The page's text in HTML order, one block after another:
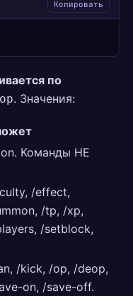
Копировать
по
. Значения:
Команды НЕ
/effect,
/tp, /xp,
/setblock,
/kick, /op, /deop,
on, /save-off.